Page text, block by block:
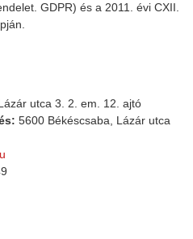
GDPR) és a 2011. évi CXII.
utca 3. 2. em. 12. ajtó
5600 Békéscsaba, Lázár utca